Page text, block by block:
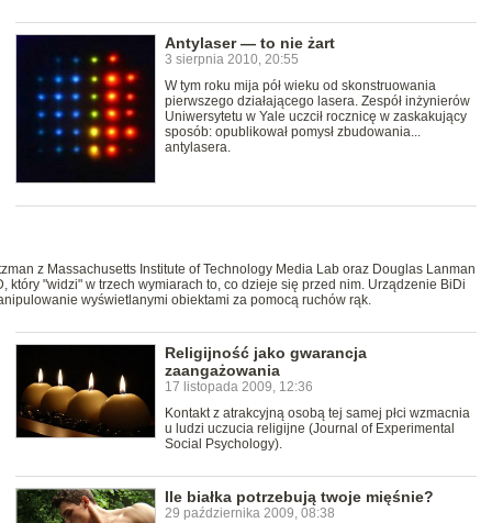
Antylaser — to nie żart
3 sierpnia 2010, 20:55
W tym roku mija pół wieku od skonstruowania
pierwszego działającego lasera. Zespół inżynierów
Uniwersytetu w Yale uczcił rocznicę w zaskakujący
sposób: opublikował pomysł zbudowania...
antylasera.
z Massachusetts Institute of Technology Media Lab oraz Douglas Lanman
który "widzi" w trzech wymiarach to, co dzieje się przed nim. Urządzenie BiDi
wyświetlanymi obiektami za pomocą ruchów rąk.
Religijność jako gwarancja
zaangażowania
17 listopada 2009, 12:36
Kontakt z atrakcyjną osobą tej samej płci wzmacnia
u ludzi uczucia religijne (Journal of Experimental
Social Psychology).
Ile białka potrzebują twoje mięśnie?
29 października 2009, 08:38